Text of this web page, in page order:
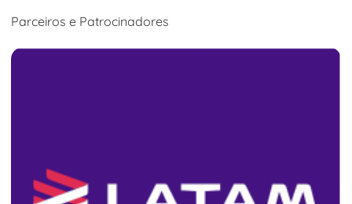
Parceiros e Patrocinadores